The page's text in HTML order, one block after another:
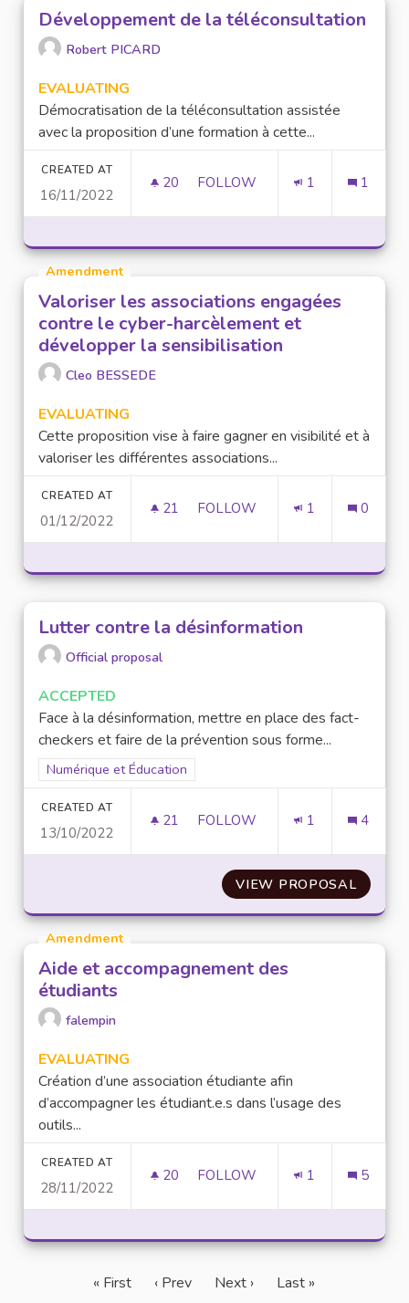
Développement de la téléconsultation
Robert PICARD
EVALUATING
Démocratisation de la téléconsultation assistée
avec la proposition d’une formation à cette...
CREATED AT
16/11/2022
20 20 FOLLOWERS
FOLLOW 1 1
Amendment
Valoriser les associations engagées
contre le cyber-harcèlement et
développer la sensibilisation
Cleo BESSEDE
EVALUATING
Cette proposition vise à faire gagner en visibilité et à
valoriser les différentes associations...
CREATED AT
01/12/2022
21 21 FOLLOWERS
FOLLOW 1 0
Lutter contre la désinformation
Official proposal
ACCEPTED
Face à la désinformation, mettre en place des fact-
checkers et faire de la prévention sous forme...
Filter results for scope: Numérique et Éducation
Numérique et Éducation
CREATED AT
13/10/2022
21 21 FOLLOWERS
FOLLOW 1 4
VIEW PROPOSAL
Amendment
Aide et accompagnement des
étudiants
falempin
EVALUATING
Création d’une association étudiante afin
d’accompagner les étudiant.e.s dans l’usage des
outils...
CREATED AT
28/11/2022
20 20 FOLLOWERS
FOLLOW 1 5
« First ‹ Prev Next › Last »